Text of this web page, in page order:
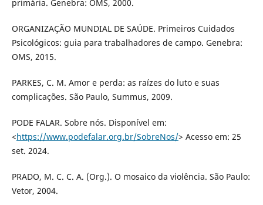
primária. Genebra: OMS, 2000.
ORGANIZAÇÃO MUNDIAL DE SAÚDE. Primeiros Cuidados
Psicológicos: guia para trabalhadores de campo. Genebra:
OMS, 2015.
PARKES, C. M. Amor e perda: as raízes do luto e suas
complicações. São Paulo, Summus, 2009.
PODE FALAR. Sobre nós. Disponível em:
<https://www.podefalar.org.br/SobreNos/> Acesso em: 25
set. 2024.
PRADO, M. C. C. A. (Org.). O mosaico da violência. São Paulo:
Vetor, 2004.